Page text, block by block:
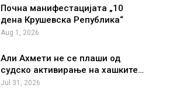
Почна манифестацијата „10
дена Крушевска Република“
Aug 1, 2026
Али Ахмети не се плаши од
судско активирање на хашките…
Jul 31, 2026